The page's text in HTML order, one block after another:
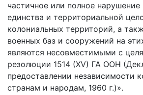
частичное или полное нарушение
единства и территориальной
колониальных территорий, а
военных баз и сооружений на
являются несовместимыми с
резолюции 1514 (XV) ГА ООН
предоставлении независимости
странам и народам, 1960 г.)».